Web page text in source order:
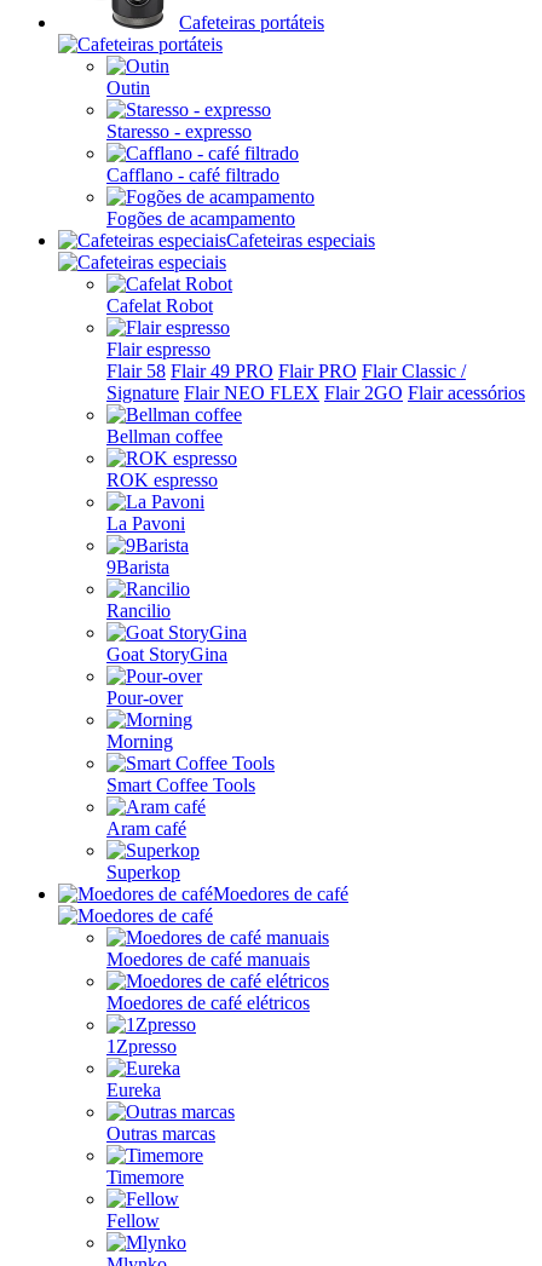
Cafeteiras portáteis
Outin
Staresso - expresso
Cafflano - café filtrado
Fogões de acampamento
Cafeteiras especiais
Cafelat Robot
Flair espresso
Flair 58 Flair 49 PRO Flair PRO Flair Classic /
Signature Flair NEO FLEX Flair 2GO Flair acessórios
Bellman coffee
ROK espresso
La Pavoni
9Barista
Rancilio
Goat StoryGina
Pour-over
Morning
Smart Coffee Tools
Aram café
Superkop
Moedores de café
Moedores de café manuais
Moedores de café elétricos
1Zpresso
Eureka
Outras marcas
Timemore
Fellow